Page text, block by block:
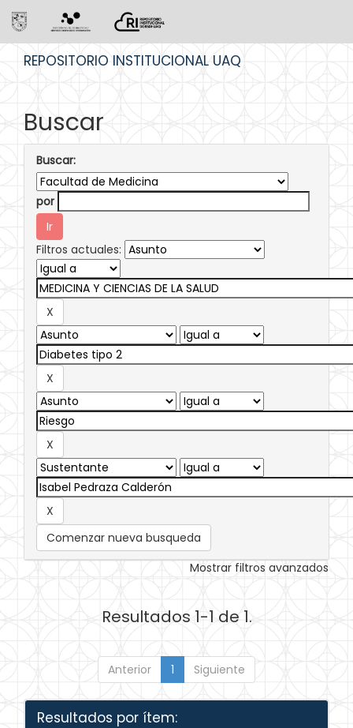
REPOSITORIO INSTITUCIONAL UAQ
Buscar
Buscar:
por
Filtros actuales:
Comenzar nueva busqueda
Mostrar filtros avanzados
Resultados 1-1 de 1.
Anterior 1 Siguiente
Resultados por ítem: